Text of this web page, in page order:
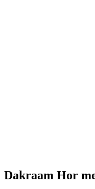
Dakraam Hor